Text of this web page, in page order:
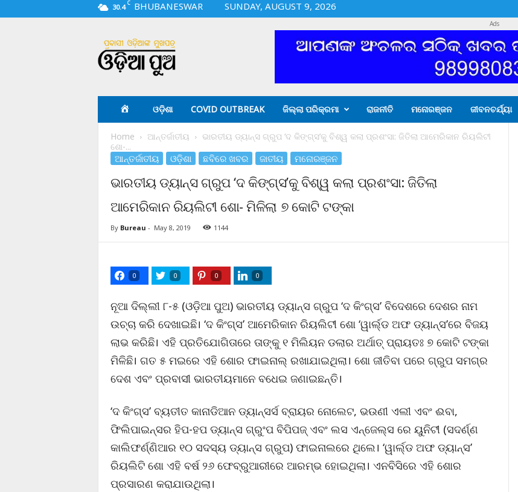
30.4 C BHUBANESWAR
SUNDAY, AUGUST 9, 2026
i
a
Ads
ଓଡ଼ିଶା COVID OUTBREAK ଜିଲ୍ଲା ପରିକ୍ରମା ରାଜନୀତି ମନୋରଞ୍ଜନ ଜୀବନଚର୍ଯ୍ୟା
Home ଆନ୍ତର୍ଜାତୀୟ
ଭାରତୀୟ ଡ୍ୟାନ୍ସ ଗ୍ରୁପ ‘ଦ କିଙ୍ଗ୍ସ’କୁ ବିଶ୍ୱ କଲା ପ୍ରଶଂସା: ଜିତିଲା ଆମେରିକାନ ରିୟଲିଟୀ
ଶୋ-...
ଆନ୍ତର୍ଜାତୀୟ ଓଡ଼ିଶା ଛବିରେ ଖବର ଜାତୀୟ ମନୋରଞ୍ଜନ
ଭାରତୀୟ ଡ୍ୟାନ୍ସ ଗ୍ରୁପ ‘ଦ କିଙ୍ଗ୍ସ’କୁ ବିଶ୍ୱ କଲା ପ୍ରଶଂସା: ଜିତିଲା
ଆମେରିକାନ ରିୟଲିଟୀ ଶୋ- ମିଳିଲା ୭ କୋଟି ଟଙ୍କା
By Bureau - May 8, 2019 1144
0 0 0 0
ନୂଆ ଦିଲ୍ଲୀ ୮-୫ (ଓଡ଼ିଆ ପୁଅ) ଭାରତୀୟ ଡ୍ୟାନ୍ସ ଗ୍ରୁପ ‘ଦ କିଂଗ୍ସ’ ବିଦେଶରେ ଦେଶର ନାମ
ଉଚ୍ଚା କରି ଦେଖାଇଛି। ‘ଦ କିଂଗ୍ସ’ ଆମେରିକାନ ରିୟଲିଟୀ ଶୋ ‘ୱାର୍ଲ୍ଡ ଅଫ ଡ୍ୟାନ୍ସ’ରେ ବିଜୟ
ଲାଭ କରିଛି। ଏହି ପ୍ରତିଯୋଗିତାରେ ତାଙ୍କୁ ୧ ମିଲିୟନ ଡଲାର ଅର୍ଥାତ୍ ପ୍ରାୟତଃ ୭ କୋଟି ଟଙ୍କା
ମିଳିଛି। ଗତ ୫ ମଇରେ ଏହି ଶୋର ଫାଇନାଲ୍ ରଖାଯାଇଥିଲା। ଶୋ ଜୀତିବା ପରେ ଗ୍ରୁପ ସମଗ୍ର
ଦେଶ ଏବଂ ପ୍ରବାସୀ ଭାରତୀୟମାନେ ବଧେଇ ଜଣାଇଛନ୍ତି।
‘ଦ କିଂଗ୍ସ’ ବ୍ୟତୀତ କାନାଡିଆନ ଡ୍ୟାନ୍ସର୍ସ ବ୍ରାୟର ନୋଲେଟ, ଭଉଣୀ ଏଲୀ ଏବଂ ଈବା,
ଫିଲିପାଇନ୍ସର ହିପ-ହପ ଡ୍ୟାନ୍ସ ଗ୍ରୁଂପ ବିପିପଜ୍ ଏବଂ ଲସ ଏନ୍ଜେଲ୍ସ ରେ ୟୁନିଟୀ (ସଦର୍ଣ୍ଣ
କାଲିଫର୍ଣ୍ଣିଆର ୧୦ ସଦସ୍ୟ ଡ୍ୟାନ୍ସ ଗ୍ରୁପ) ଫାଇନାଲରେ ଥିଲେ। ‘ୱାର୍ଲ୍ଡ ଅଫ ଡ୍ୟାନ୍ସ’
ରିୟଲିଟି ଶୋ ଏହି ବର୍ଷ ୨୬ ଫେବ୍ରୁଆରୀରେ ଆରମ୍ଭ ହୋଇଥିଲା। ଏନବିସିରେ ଏହି ଶୋର
ପ୍ରସାରଣ କରାଯାଉଥିଲା।